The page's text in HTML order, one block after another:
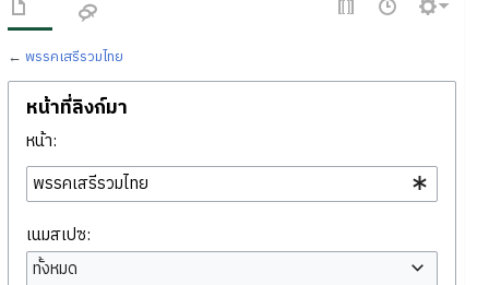
← พรรคเสรีรวมไทย
หน้าที่ลิงก์มา
หน้า:
เนมสเปซ:
ทั้งหมด